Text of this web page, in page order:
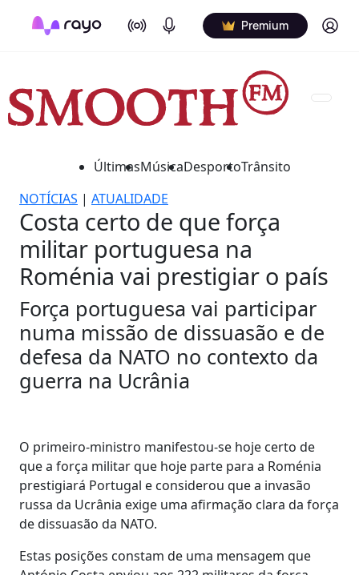
On Air Podcasts Premium Log in
ÚltimasMúsicaDesportoTrânsito
NOTÍCIAS | ATUALIDADE
Costa certo de que força
militar portuguesa na
Roménia vai prestigiar o país
Força portuguesa vai participar
numa missão de dissuasão e de
defesa da NATO no contexto da
guerra na Ucrânia
O primeiro-ministro manifestou-se hoje certo de
que a força militar que hoje parte para a Roménia
prestigiará Portugal e considerou que a invasão
russa da Ucrânia exige uma afirmação clara da força
de dissuasão da NATO.
Estas posições constam de uma mensagem que